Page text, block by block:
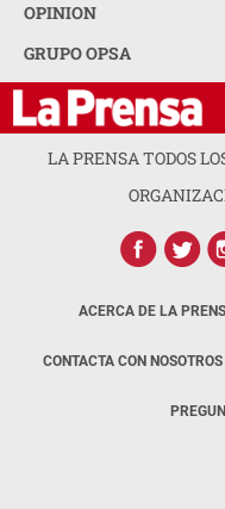
OPINION
GRUPO OPSA
LA PRENSA TODOS
ACERCA DE LA
CONTACTA CON NOSOTROS